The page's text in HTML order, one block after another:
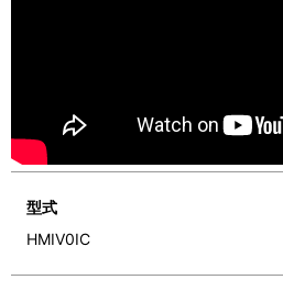
型式
HMIV0IC